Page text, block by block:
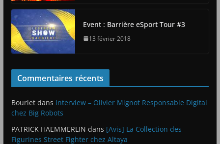
Event : Barrière eSport Tour #3
13 février 2018
Commentaires récents
Bourletdans Interview – Olivier Mignot Responsable Digital
chez Big Robots
PATRICK HAEMMERLIN dans [Avis] La Collection des
Figurines Street Fighter chez Altaya